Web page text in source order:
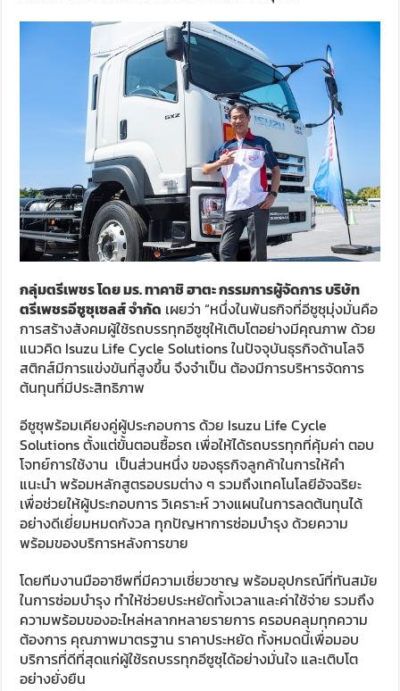
กลุ่มตรีเพชร โดย มร. ทาคาชิ ฮาตะ กรรมการผู้จัดการ บริษัท
ตรีเพชรอีซูซุเซลส์ จำกัด เผยว่า “หนึ่งในพันธกิจที่อีซูซุมุ่งมั่นคือ
การสร้างสังคมผู้ใช้รถบรรทุกอีซูซุให้เติบโตอย่างมีคุณภาพ ด้วย
แนวคิด Isuzu Life Cycle Solutions ในปัจจุบันธุรกิจด้านโลจิ
สติกส์มีการแข่งขันที่สูงขึ้น จึงจำเป็น ต้องมีการบริหารจัดการ
ต้นทุนที่มีประสิทธิภาพ
อีซูซุพร้อมเคียงคู่ผู้ประกอบการ ด้วย Isuzu Life Cycle
Solutions ตั้งแต่ขั้นตอนซื้อรถ เพื่อให้ได้รถบรรทุกที่คุ้มค่า ตอบ
โจทย์การใช้งาน เป็นส่วนหนึ่ง ของธุรกิจลูกค้าในการให้คำ
แนะนำ พร้อมหลักสูตรอบรมต่าง ๆ รวมถึงเทคโนโลยีอัจฉริยะ
เพื่อช่วยให้ผู้ประกอบการ วิเคราะห์ วางแผนในการลดต้นทุนได้
อย่างดีเยี่ยมหมดกังวล ทุกปัญหาการซ่อมบํารุง ด้วยความ
พร้อมของบริการหลังการขาย
โดยทีมงานมืออาชีพที่มีความเชี่ยวชาญ พร้อมอุปกรณ์ที่ทันสมัย
ในการซ่อมบำรุง ทำให้ช่วยประหยัดทั้งเวลาและค่าใช้จ่าย รวมถึง
ความพร้อมของอะไหล่หลากหลายรายการ ครอบคลุมทุกความ
ต้องการ คุณภาพมาตรฐาน ราคาประหยัด ทั้งหมดนี้เพื่อมอบ
บริการที่ดีที่สุดแก่ผู้ใช้รถบรรทุกอีซูซุได้อย่างมั่นใจ และเติบโต
อย่างยั่งยืน